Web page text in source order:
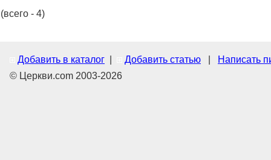
(всего - 4)
Добавить в каталог Добавить статью
Написать
© Церкви.com 2003-2026